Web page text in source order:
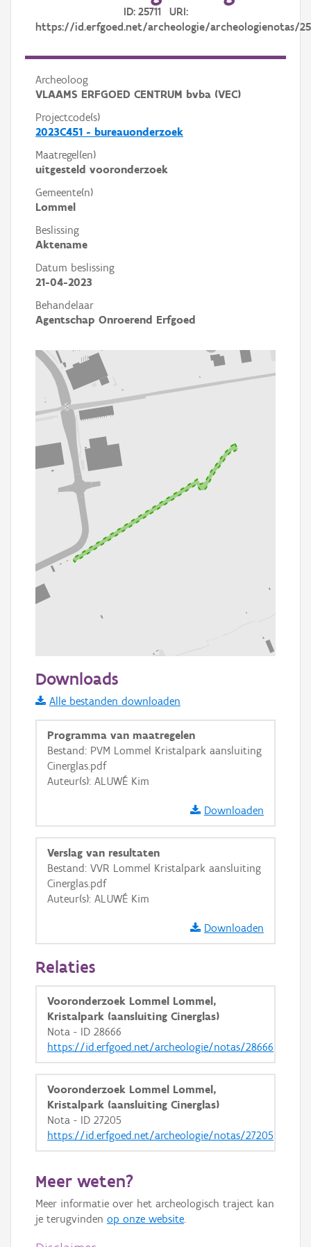
ID: 25711 URI:
https://id.erfgoed.net/archeologie/archeologienotas/
Archeoloog
VLAAMS ERFGOED CENTRUM bvba (VEC)
Projectcode(s)
2023C451 - bureauonderzoek
Maatregel(en)
uitgesteld vooronderzoek
Gemeente(n)
Lommel
Beslissing
Aktename
Datum beslissing
21-04-2023
Behandelaar
Agentschap Onroerend Erfgoed
Informatie Vlaanderen
i
+
Basis Lagen
OSM-Basiskaart
GRB-Basiskaart
GRB-Basiskaart in grijswaarden
Downloads
Alle bestanden downloaden
Programma van maatregelen
Bestand: PVM Lommel Kristalpark aansluiting
Cinerglas.pdf
Auteur(s): ALUWÉ Kim
Downloaden
Verslag van resultaten
Bestand: VVR Lommel Kristalpark aansluiting
Cinerglas.pdf
Auteur(s): ALUWÉ Kim
Downloaden
Relaties
Vooronderzoek Lommel Lommel,
Kristalpark (aansluiting Cinerglas)
Nota - ID 28666
https://id.erfgoed.net/archeologie/notas/28666
Vooronderzoek Lommel Lommel,
Kristalpark (aansluiting Cinerglas)
Nota - ID 27205
https://id.erfgoed.net/archeologie/notas/27205
Meer weten?
Meer informatie over het archeologisch traject kan
je terugvinden op onze website.